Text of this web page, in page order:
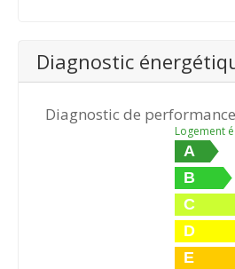
Diagnostic
Diagnostic de
Logement
A
B
C
D
E